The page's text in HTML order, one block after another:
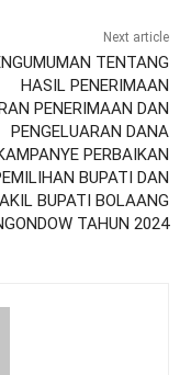
Next article
TENTANG
HASIL PENERIMAAN
PENERIMAAN DAN
PENGELUARAN DANA
PERBAIKAN
BUPATI DAN
BUPATI BOLAANG
TAHUN 2024